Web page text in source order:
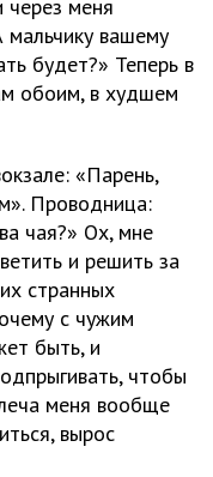
меня
вашему
будет?» Теперь в
обоим, в худшем
«Парень,
Проводница:
чая?» Ох, мне
и решить за
странных
с чужим
быть, и
чтобы
меня вообще
вырос